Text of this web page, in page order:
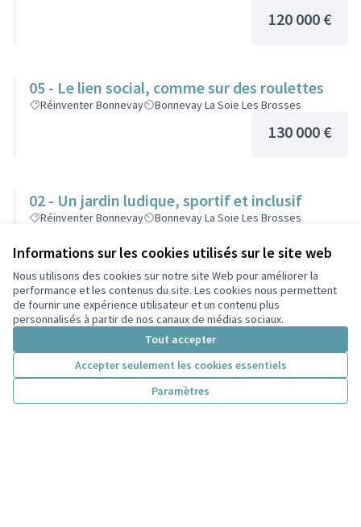
Informations sur les cookies utilisés sur le site web
Nous utilisons des cookies sur notre site Web pour améliorer la
performance et les contenus du site. Les cookies nous permettent
de fournir une expérience utilisateur et un contenu plus
personnalisés à partir de nos canaux de médias sociaux.
Tout accepter
Accepter seulement les cookies essentiels
Paramètres
120 000 €
05 - Le lien social, comme sur des roulettes
Réinventer Bonnevay Bonnevay La Soie Les Brosses
130 000 €
02 - Un jardin ludique, sportif et inclusif
Réinventer Bonnevay Bonnevay La Soie Les Brosses
140 000 €
03 - Des parcours ludiques pour redécouvrir le
canal et le quartier de Bonnevay
Réinventer Bonnevay Bonnevay La Soie Les Brosses
150 000 €